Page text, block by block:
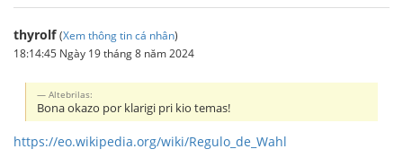
thyrolf (Xem thông tin cá nhân)
18:14:45 Ngày 19 tháng 8 năm 2024
Altebrilas:
Bona okazo por klarigi pri kio temas!
https://eo.wikipedia.org/wiki/Regulo_de_Wahl